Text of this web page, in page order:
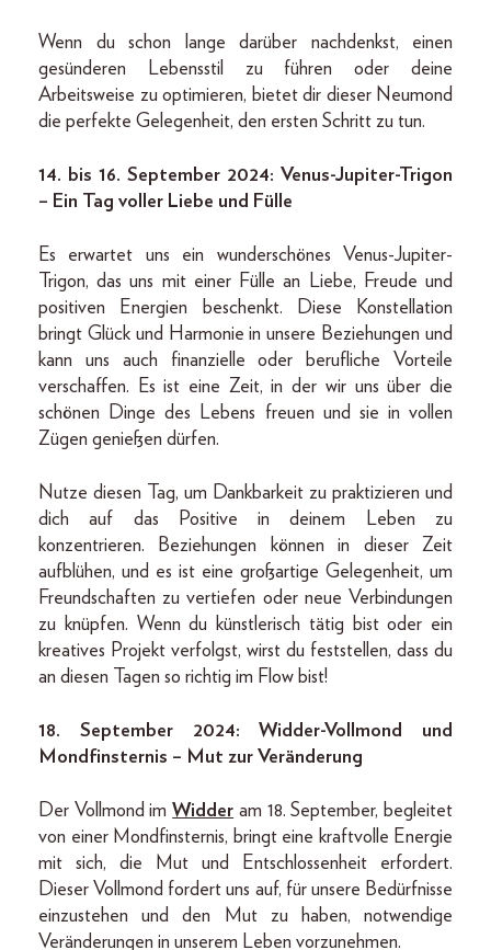
Wenn du schon lange darüber nachdenkst, einen
gesünderen Lebensstil zu führen oder deine
Arbeitsweise zu optimieren, bietet dir dieser Neumond
die perfekte Gelegenheit, den ersten Schritt zu tun.
14. bis 16. September 2024: Venus-Jupiter-Trigon
– Ein Tag voller Liebe und Fülle
Es erwartet uns ein wunderschönes Venus-Jupiter-
Trigon, das uns mit einer Fülle an Liebe, Freude und
positiven Energien beschenkt. Diese Konstellation
bringt Glück und Harmonie in unsere Beziehungen und
kann uns auch finanzielle oder berufliche Vorteile
verschaffen. Es ist eine Zeit, in der wir uns über die
schönen Dinge des Lebens freuen und sie in vollen
Zügen genießen dürfen.
Nutze diesen Tag, um Dankbarkeit zu praktizieren und
dich auf das Positive in deinem Leben zu
konzentrieren. Beziehungen können in dieser Zeit
aufblühen, und es ist eine großartige Gelegenheit, um
Freundschaften zu vertiefen oder neue Verbindungen
zu knüpfen. Wenn du künstlerisch tätig bist oder ein
kreatives Projekt verfolgst, wirst du feststellen, dass du
an diesen Tagen so richtig im Flow bist!
18. September 2024: Widder-Vollmond und
Mondfinsternis – Mut zur Veränderung
Der Vollmond imWidder am 18. September, begleitet
von einer Mondfinsternis, bringt eine kraftvolle Energie
mit sich, die Mut und Entschlossenheit erfordert.
Dieser Vollmond fordert uns auf, für unsere Bedürfnisse
einzustehen und den Mut zu haben, notwendige
Veränderungen in unserem Leben vorzunehmen.